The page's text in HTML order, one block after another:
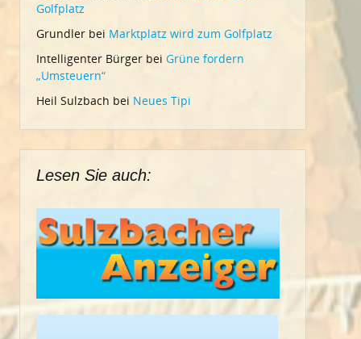
Golfplatz
Grundler bei Marktplatz wird zum Golfplatz
Intelligenter Bürger bei Grüne fordern
„Umsteuern“
Heil Sulzbach bei Neues Tipi
Lesen Sie auch: